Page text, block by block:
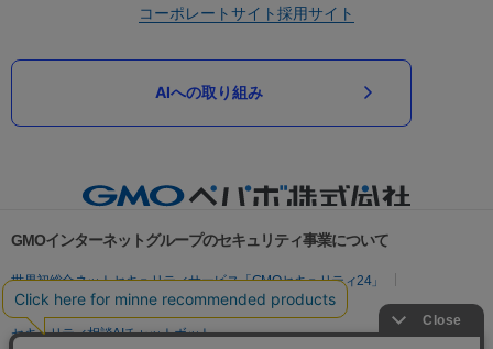
コーポレートサイト採用サイト
AIへの取り組み
GMOインターネットグループのセキュリティ事業について
世界初総合ネットセキュリティサービス「GMOセキュリティ24」
パスワード漏洩診断
Webサイトリスク診断
セキュリティ相談AIチャットボット